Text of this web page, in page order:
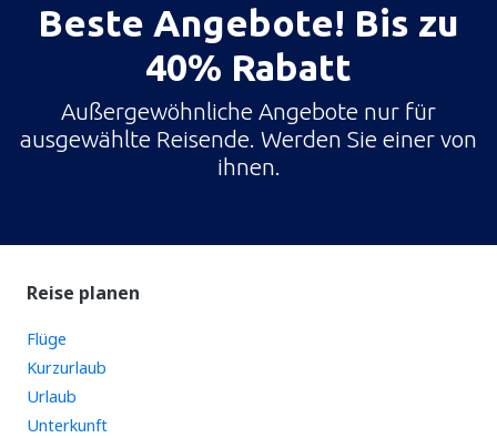
Beste Angebote! Bis zu
40% Rabatt
Außergewöhnliche Angebote nur für
ausgewählte Reisende. Werden Sie einer von
ihnen.
Reise planen
Flüge
Kurzurlaub
Urlaub
Unterkunft